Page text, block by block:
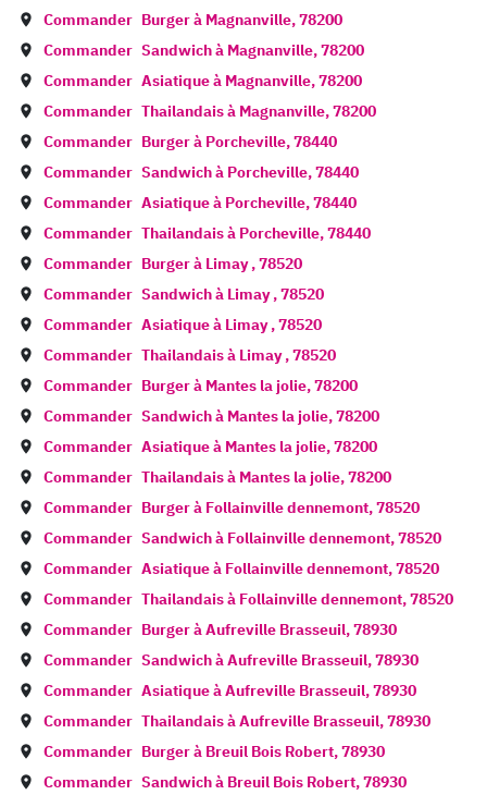
Commander Burger à Magnanville,78200
Commander Sandwich à Magnanville,78200
Commander Asiatique à Magnanville,78200
Commander Thailandais à Magnanville,78200
Commander Burger à Porcheville,78440
Commander Sandwich à Porcheville,78440
Commander Asiatique à Porcheville,78440
Commander Thailandais à Porcheville,78440
Commander Burger à Limay,78520
Commander Sandwich à Limay,78520
Commander Asiatique à Limay,78520
Commander Thailandais à Limay,78520
Commander Burger à Mantes la jolie,78200
Commander Sandwich à Mantes la jolie,78200
Commander Asiatique à Mantes la jolie,78200
Commander Thailandais à Mantes la jolie,78200
Commander Burger à Follainville dennemont,78520
Commander Sandwich à Follainville dennemont,78520
Commander Asiatique à Follainville dennemont,78520
Commander Thailandais à Follainville dennemont,78520
Commander Burger àAufreville Brasseuil,78930
Commander Sandwich àAufreville Brasseuil,78930
Commander Asiatique àAufreville Brasseuil,78930
Commander Thailandais àAufreville Brasseuil,78930
Commander Burger à Breuil Bois Robert,78930
Commander Sandwich à Breuil Bois Robert,78930